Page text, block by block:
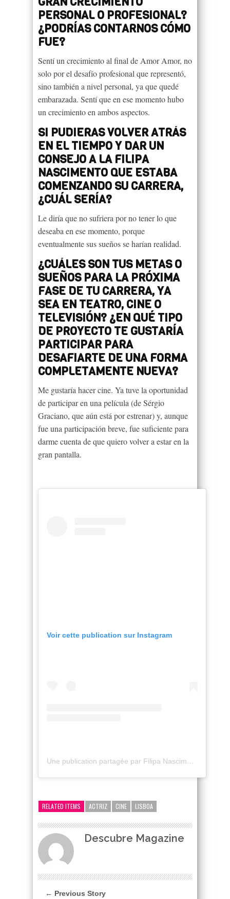
PERSONAL O PROFESIONAL?
¿PODRÍAS CONTARNOS CÓMO
FUE?
Sentí un crecimiento al final de Amor Amor, no
solo por el desafío profesional que representó,
sino también a nivel personal, ya que quedé
embarazada. Sentí que en ese momento hubo
un crecimiento en ambos aspectos.
SI PUDIERAS VOLVER ATRÁS
EN EL TIEMPO Y DAR UN
CONSEJO A LA FILIPA
NASCIMENTO QUE ESTABA
COMENZANDO SU CARRERA,
¿CUÁL SERÍA?
Le diría que no sufriera por no tener lo que
deseaba en ese momento, porque
eventualmente sus sueños se harían realidad.
¿CUÁLES SON TUS METAS O
SUEÑOS PARA LA PRÓXIMA
FASE DE TU CARRERA, YA
SEA EN TEATRO, CINE O
TELEVISIÓN? ¿EN QUÉ TIPO
DE PROYECTO TE GUSTARÍA
PARTICIPAR PARA
DESAFIARTE DE UNA FORMA
COMPLETAMENTE NUEVA?
Me gustaría hacer cine. Ya tuve la oportunidad
de participar en una película (de Sérgio
Graciano, que aún está por estrenar) y, aunque
fue una participación breve, fue suficiente para
darme cuenta de que quiero volver a estar en la
gran pantalla.
Voir cette publication sur Instagram
Une publication partagée par Filipa Nascimento (@filipa___nascimento)
RELATED ITEMS ACTRIZ CINE LISBOA
Descubre Magazine
← Previous Story